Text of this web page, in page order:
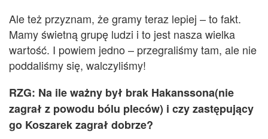
Ale też przyznam, że gramy teraz lepiej – to fakt.
Mamy świetną grupę ludzi i to jest nasza wielka
wartość. I powiem jedno – przegraliśmy tam, ale nie
poddaliśmy się, walczyliśmy!
RZG: Na ile ważny był brak Hakanssona(nie
zagrał z powodu bólu pleców) i czy zastępujący
go Koszarek zagrał dobrze?